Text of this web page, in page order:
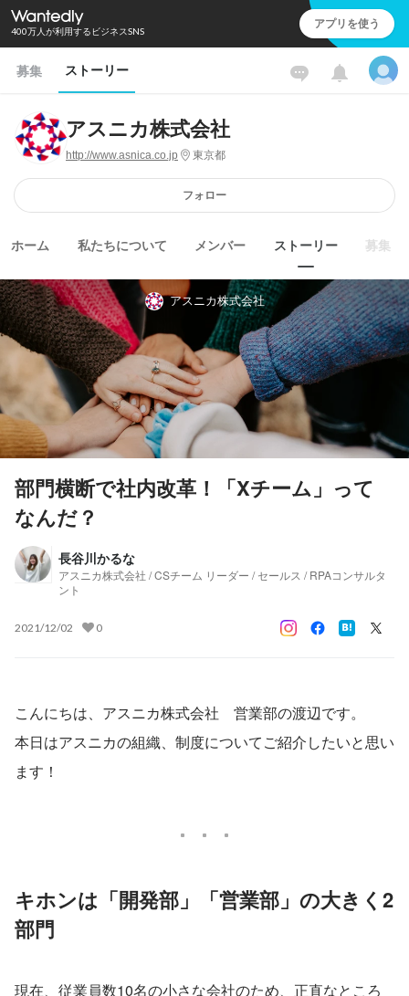
400万人が利用するビジネスSNS アプリを使う
募集 ストーリー
アスニカ株式会社
http://www.asnica.co.jp 東京都
フォロー
ホーム 私たちについて メンバー ストーリー 募集
アスニカ株式会社
部門横断で社内改革！「Xチーム」って
なんだ？
長谷川かるな
アスニカ株式会社 / CSチーム リーダー / セールス / RPAコンサルタ
ント
2021/12/02 0
こんにちは、アスニカ株式会社　営業部の渡辺です。
本日はアスニカの組織、制度についてご紹介したいと思い
ます！
キホンは「開発部」「営業部」の大きく2
部門
現在、従業員数10名の小さな会社のため、正直なところ